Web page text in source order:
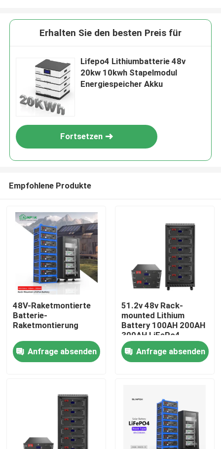
Videos
Erhalten Sie den besten Preis für
Lifepo4 Lithiumbatterie 48v
20kw 10kwh Stapelmodul
Energiespeicher Akku
Fortsetzen
Empfohlene Produkte
48V-Raketmontierte
Batterie-
Raketmontierung
Anfrage absenden
51.2v 48v Rack-
mounted Lithium
Battery 100AH 200AH
300AH LiFePo4
Battery Energy
Storage Lithium
Battery
Anfrage absenden